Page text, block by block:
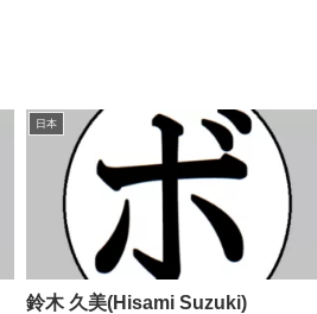
日本
鈴木 久美(Hisami Suzuki)